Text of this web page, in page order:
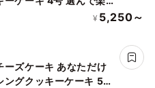
シングデコ当日配送商
¥ 5,250～
ーズケーキ あなただけ
ングクッキーケーキ 5号